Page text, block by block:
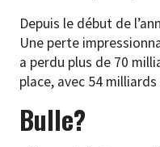
Depuis le début de
Une perte
a perdu plus de 70
place, avec 54
Bulle?